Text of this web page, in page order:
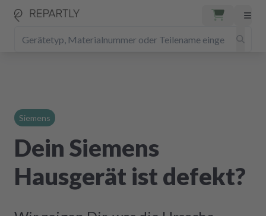
Siemens
Dein Siemens
Hausgerät ist defekt?